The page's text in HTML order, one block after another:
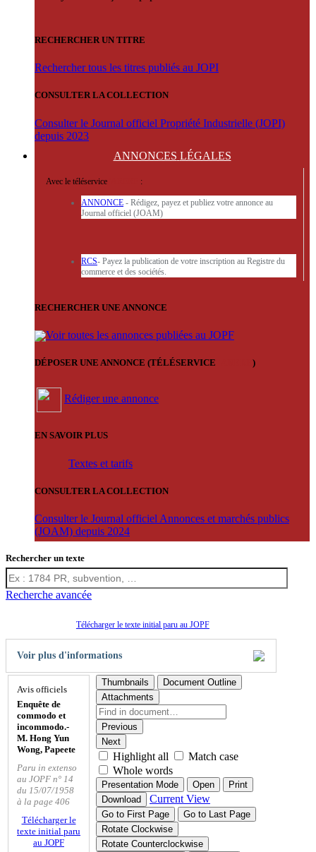
RECHERCHER UN TITRE
Rechercher tous les titres publiés au JOPI
CONSULTER LA COLLECTION
Consulter le Journal officiel Propriété Industrielle (JOPI)
depuis 2023
ANNONCES LÉGALES
Avec le téléservice :
ANNONCE - Rédigez, payez et publiez votre annonce au
Journal officiel (JOAM)
RCS- Payez la publication de votre inscription au Registre du
commerce et des sociétés.
RECHERCHER UNE ANNONCE
Voir toutes les annonces publiées au JOPF
DÉPOSER UNE ANNONCE (TÉLÉSERVICE )
Rédiger une annonce
EN SAVOIR PLUS
Textes et tarifs
CONSULTER LA COLLECTION
Consulter le Journal officiel Annonces et marchés publics
(JOAM) depuis 2024
Rechercher un texte
Recherche avancée
Télécharger le texte initial paru au JOPF
Voir plus d'informations
Avis officiels
Enquête de
commodo et
incommodo.-
M. Hong Yun
Wong, Papeete
Paru in extenso
au JOPF n° 14
du 15/07/1958
à la page 406
Télécharger le
texte initial paru
au JOPF
Thumbnails
Document Outline
Attachments
Previous
Next
Highlight all
Match case
Whole words
Presentation Mode Open
Print
Download
Current View
Go to First Page
Go to Last Page
Rotate Clockwise
Rotate Counterclockwise